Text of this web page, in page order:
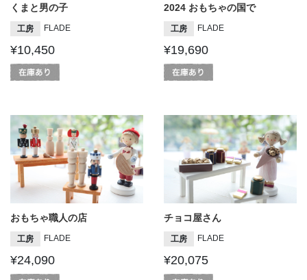
くまと男の子
工房 FLADE
¥10,450
2024 おもちゃの国で
工房 FLADE
¥19,690
おもちゃ職人の店
工房 FLADE
¥24,090
チョコ屋さん
工房 FLADE
¥20,075